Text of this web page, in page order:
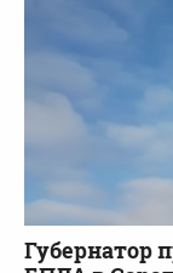
Губернатор